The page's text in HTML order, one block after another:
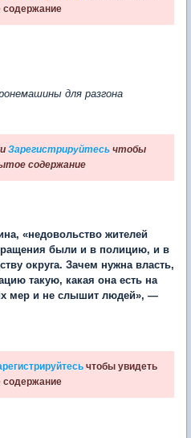
содержание
для разгона
Зарегистрируйтесьчтобы
содержание
«недовольство жителей
были и в полицию, и в
округа. Зачем нужна власть,
такую, какая она есть на
мер и не слышит людей», —
чтобы увидеть
содержание